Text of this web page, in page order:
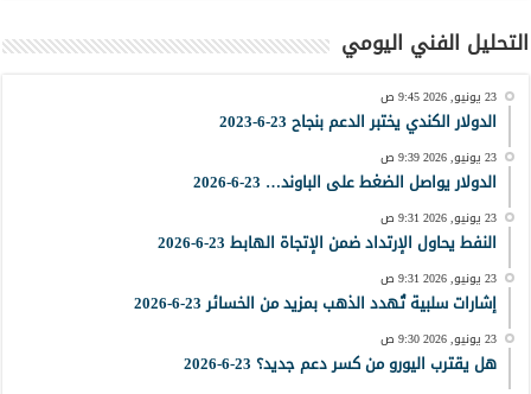
التحليل الفني اليومي
23 يونيو, 2026 9:45 ص
الدولار الكندي يختبر الدعم بنجاح 23-6-2023
23 يونيو, 2026 9:39 ص
الدولار يواصل الضغط على الباوند… 23-6-2026
23 يونيو, 2026 9:31 ص
النفط يحاول الإرتداد ضمن الإتجاة الهابط 23-6-2026
23 يونيو, 2026 9:31 ص
إشارات سلبية تُهدد الذهب بمزيد من الخسائر 23-6-2026
23 يونيو, 2026 9:30 ص
هل يقترب اليورو من كسر دعم جديد؟ 23-6-2026